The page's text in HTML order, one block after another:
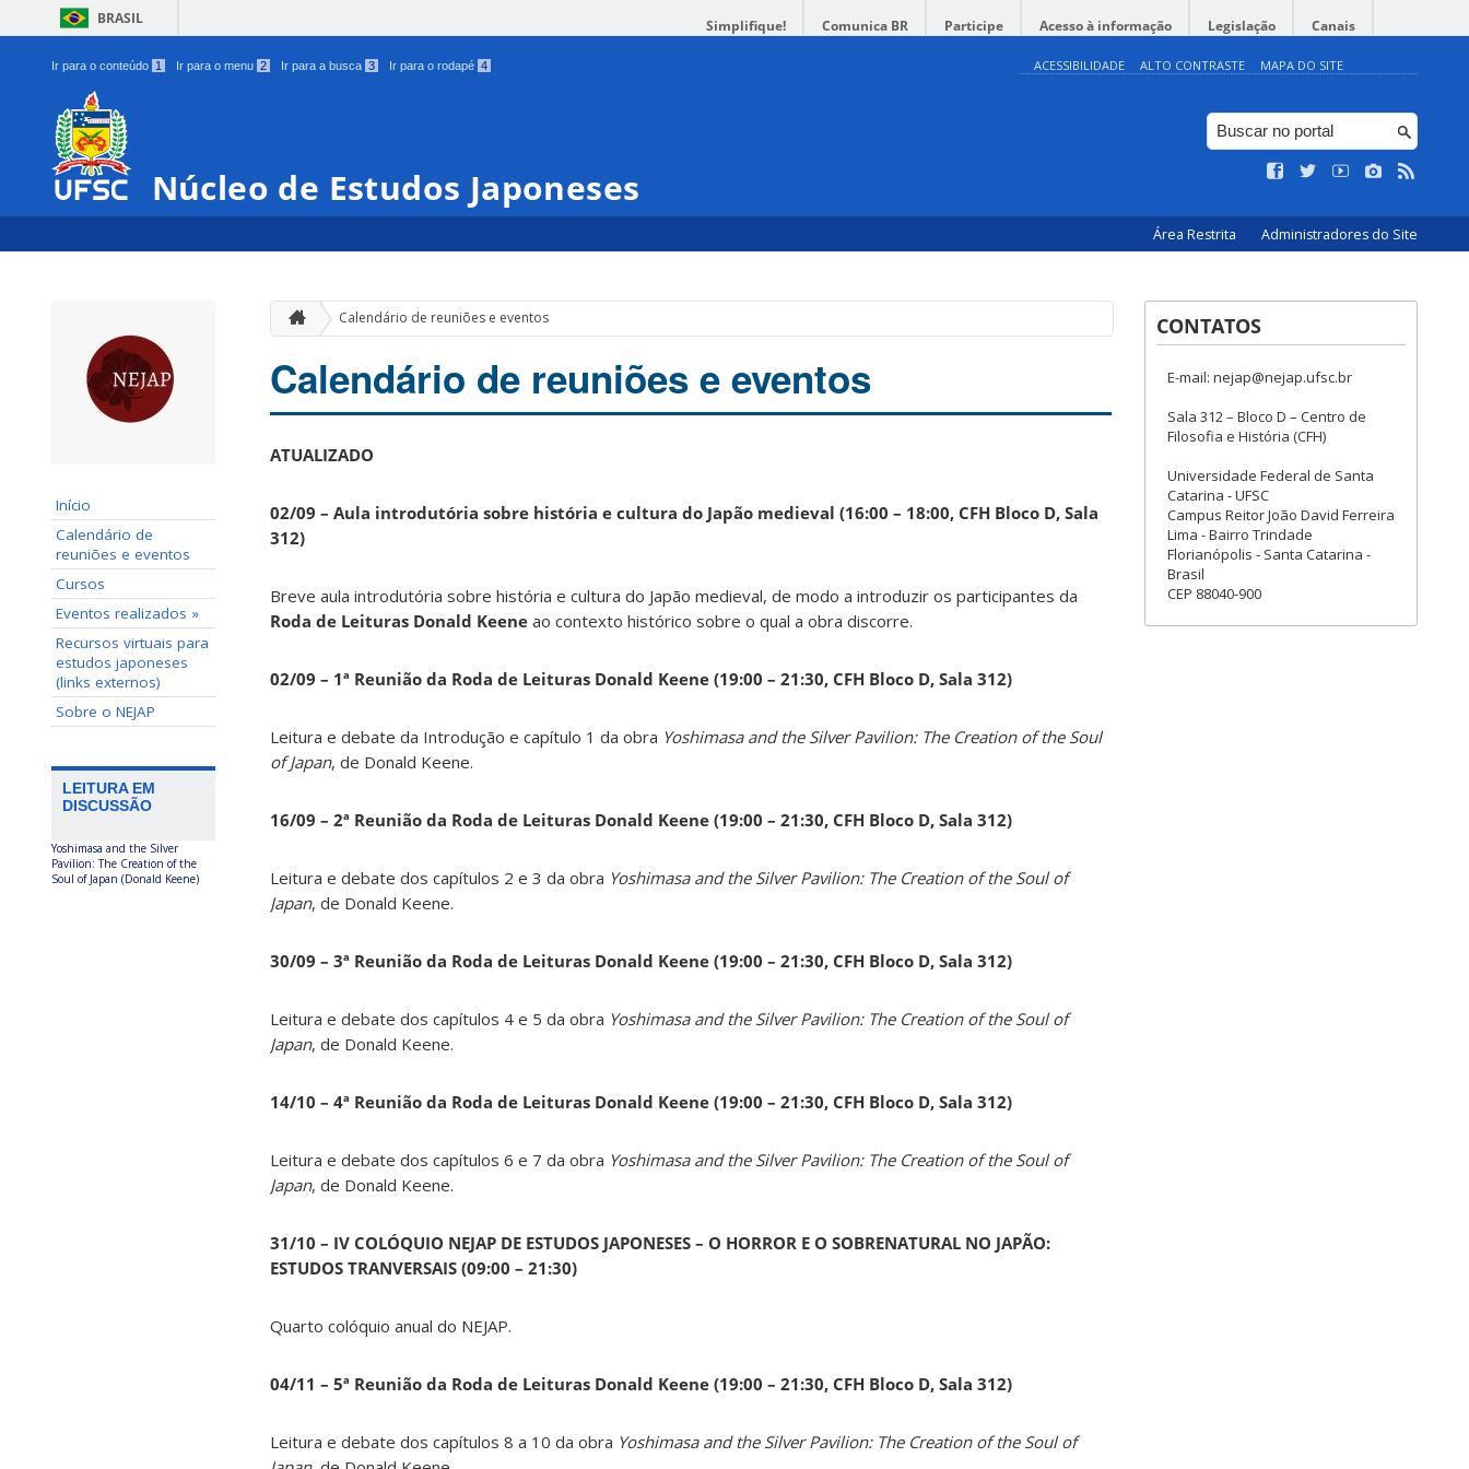
BRASIL Simplifique! Comunica BR Participe Acesso à informação Legislação Canais
Ir para o conteúdo 1 Ir para o menu 2 Ir para a busca 3 Ir para o rodapé 4 ACESSIBILIDADE ALTO CONTRASTE MAPA DO SITE
Núcleo de Estudos Japoneses
Área Restrita Administradores do Site
Início
Calendário de
reuniões e eventos
Cursos
Eventos realizados »
Recursos virtuais para
estudos japoneses
(links externos)
Sobre o NEJAP
LEITURA EM
DISCUSSÃO
Yoshimasa and the Silver
Pavilion: The Creation of the
Soul of Japan (Donald Keene)
Calendário de reuniões e eventos
Calendário de reuniões e eventos
ATUALIZADO
02/09 – Aula introdutória sobre história e cultura do Japão medieval (16:00 – 18:00, CFH Bloco D, Sala
312)
Breve aula introdutória sobre história e cultura do Japão medieval, de modo a introduzir os participantes da
Roda de Leituras Donald Keene ao contexto histórico sobre o qual a obra discorre.
02/09 – 1ª Reunião da Roda de Leituras Donald Keene (19:00 – 21:30, CFH Bloco D, Sala 312)
Leitura e debate da Introdução e capítulo 1 da obra Yoshimasa and the Silver Pavilion: The Creation of the Soul
of Japan, de Donald Keene.
16/09 – 2ª Reunião da Roda de Leituras Donald Keene (19:00 – 21:30, CFH Bloco D, Sala 312)
Leitura e debate dos capítulos 2 e 3 da obra Yoshimasa and the Silver Pavilion: The Creation of the Soul of
Japan, de Donald Keene.
30/09 – 3ª Reunião da Roda de Leituras Donald Keene (19:00 – 21:30, CFH Bloco D, Sala 312)
Leitura e debate dos capítulos 4 e 5 da obra Yoshimasa and the Silver Pavilion: The Creation of the Soul of
Japan, de Donald Keene.
14/10 – 4ª Reunião da Roda de Leituras Donald Keene (19:00 – 21:30, CFH Bloco D, Sala 312)
Leitura e debate dos capítulos 6 e 7 da obra Yoshimasa and the Silver Pavilion: The Creation of the Soul of
Japan, de Donald Keene.
31/10 – IV COLÓQUIO NEJAP DE ESTUDOS JAPONESES – O HORROR E O SOBRENATURAL NO JAPÃO:
ESTUDOS TRANVERSAIS (09:00 – 21:30)
Quarto colóquio anual do NEJAP.
04/11 – 5ª Reunião da Roda de Leituras Donald Keene (19:00 – 21:30, CFH Bloco D, Sala 312)
Leitura e debate dos capítulos 8 a 10 da obra Yoshimasa and the Silver Pavilion: The Creation of the Soul of
CONTATOS
E-mail: nejap@nejap.ufsc.br
Sala 312 – Bloco D – Centro de
Filosofia e História (CFH)
Universidade Federal de Santa
Catarina - UFSC
Campus Reitor João David Ferreira
Lima - Bairro Trindade
Florianópolis - Santa Catarina -
Brasil
CEP 88040-900